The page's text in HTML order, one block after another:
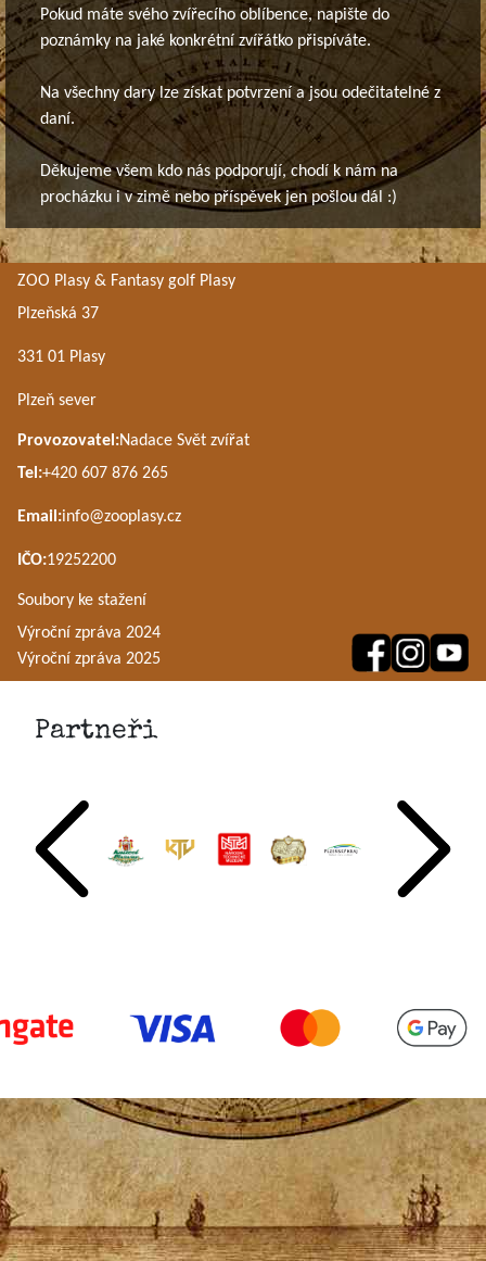
Pokud máte svého zvířecího oblíbence, napište do
poznámky na jaké konkrétní zvířátko přispíváte.
Na všechny dary lze získat potvrzení a jsou odečitatelné z
daní.
Děkujeme všem kdo nás podporují, chodí k nám na
procházku i v zimě nebo příspěvek jen pošlou dál :)
ZOO Plasy & Fantasy golf Plasy
Plzeňská 37
331 01 Plasy
Plzeň sever
Provozovatel:Nadace Svět zvířat
Tel:+420 607 876 265
Email:info@zooplasy.cz
IČO:19252200
Soubory ke stažení
Výroční zpráva 2024
Výroční zpráva 2025
Partneři